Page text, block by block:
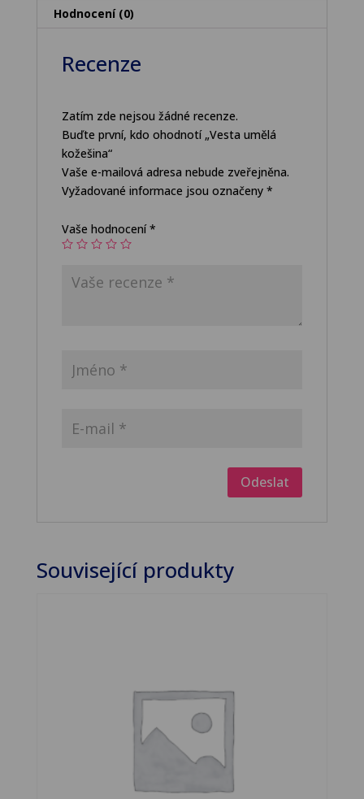
Hodnocení (0)
Recenze
Zatím zde nejsou žádné recenze.
Buďte první, kdo ohodnotí „Vesta umělá
kožešina“
Vaše e-mailová adresa nebude zveřejněna.
Vyžadované informace jsou označeny *
Vaše hodnocení*
Související produkty